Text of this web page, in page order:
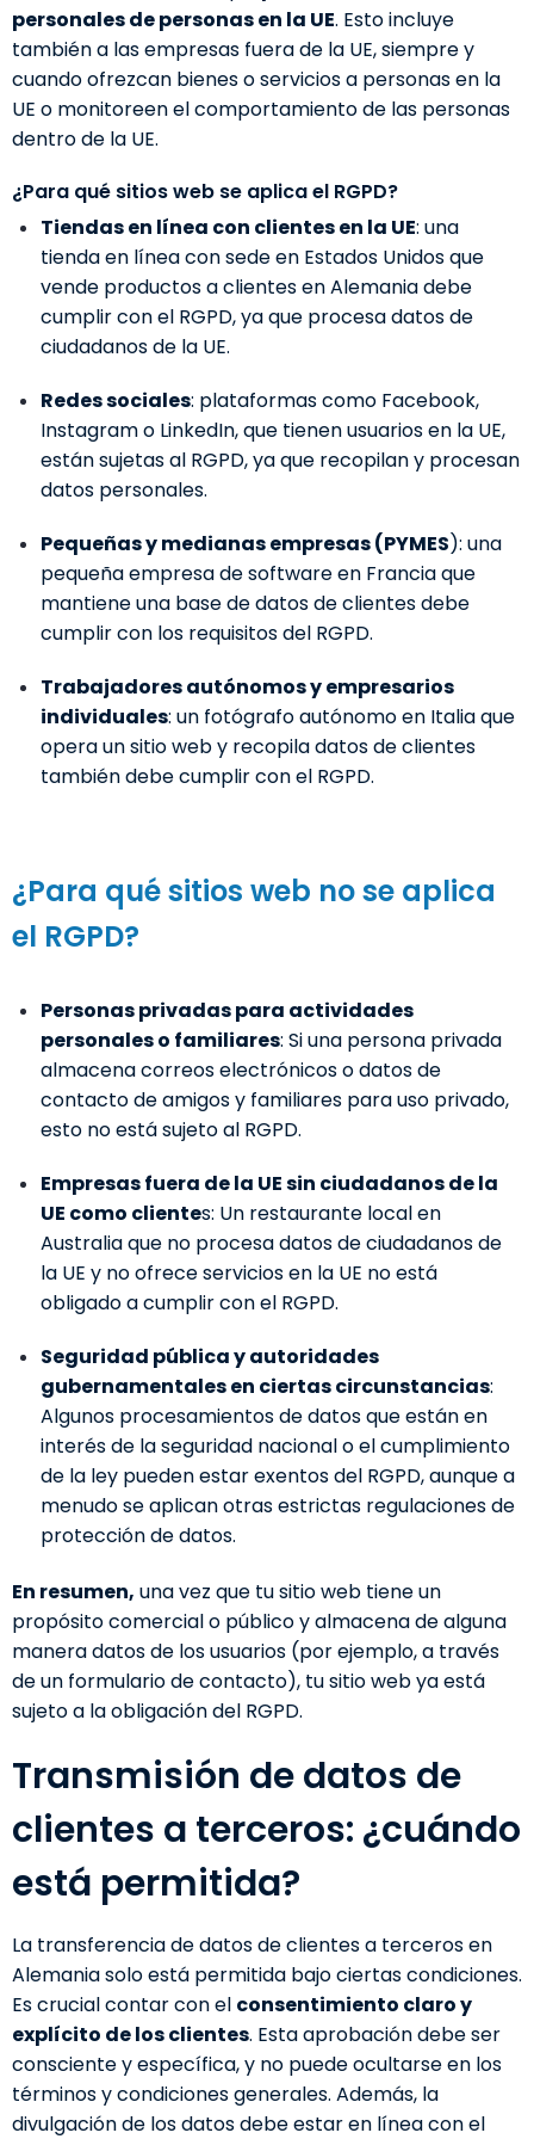
personales de personas en la UE. Esto incluye
también a las empresas fuera de la UE, siempre y
cuando ofrezcan bienes o servicios a personas en la
UE o monitoreen el comportamiento de las personas
dentro de la UE.
¿Para qué sitios web se aplica el RGPD?
Tiendas en línea con clientes en la UE: una
tienda en línea con sede en Estados Unidos que
vende productos a clientes en Alemania debe
cumplir con el RGPD, ya que procesa datos de
ciudadanos de la UE.
Redes sociales: plataformas como Facebook,
Instagram o LinkedIn, que tienen usuarios en la UE,
están sujetas al RGPD, ya que recopilan y procesan
datos personales.
Pequeñas y medianas empresas (PYMES): una
pequeña empresa de software en Francia que
mantiene una base de datos de clientes debe
cumplir con los requisitos del RGPD.
Trabajadores autónomos y empresarios
individuales: un fotógrafo autónomo en Italia que
opera un sitio web y recopila datos de clientes
también debe cumplir con el RGPD.
¿Para qué sitios web no se aplica
el RGPD?
Personas privadas para actividades
personales o familiares: Si una persona privada
almacena correos electrónicos o datos de
contacto de amigos y familiares para uso privado,
esto no está sujeto al RGPD.
Empresas fuera de la UE sin ciudadanos de la
UE como clientes: Un restaurante local en
Australia que no procesa datos de ciudadanos de
la UE y no ofrece servicios en la UE no está
obligado a cumplir con el RGPD.
Seguridad pública y autoridades
gubernamentales en ciertas circunstancias:
Algunos procesamientos de datos que están en
interés de la seguridad nacional o el cumplimiento
de la ley pueden estar exentos del RGPD, aunque a
menudo se aplican otras estrictas regulaciones de
protección de datos.
En resumen, una vez que tu sitio web tiene un
propósito comercial o público y almacena de alguna
manera datos de los usuarios (por ejemplo, a través
de un formulario de contacto), tu sitio web ya está
sujeto a la obligación del RGPD.
Transmisión de datos de
clientes a terceros: ¿cuándo
está permitida?
La transferencia de datos de clientes a terceros en
Alemania solo está permitida bajo ciertas condiciones.
Es crucial contar con el consentimiento claro y
explícito de los clientes. Esta aprobación debe ser
consciente y específica, y no puede ocultarse en los
términos y condiciones generales. Además, la
divulgación de los datos debe estar en línea con el